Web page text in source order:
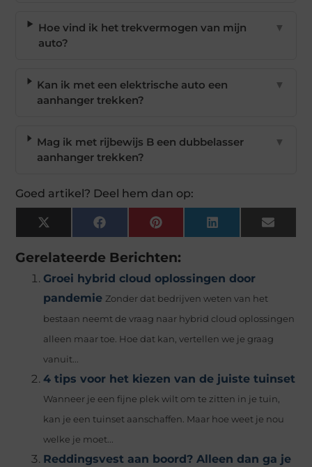
Hoe vind ik het trekvermogen van mijn
auto?
▼
Kan ik met een elektrische auto een
aanhanger trekken?
▼
Mag ik met rijbewijs B een dubbelasser
aanhanger trekken?
▼
Goed artikel? Deel hem dan op:
X
(Twitter)
FacebookPinterest LinkedIn Email
Gerelateerde Berichten:
Groei hybrid cloud oplossingen door
pandemie Zonder dat bedrijven weten van het
bestaan neemt de vraag naar hybrid cloud oplossingen
alleen maar toe. Hoe dat kan, vertellen we je graag
vanuit...
4 tips voor het kiezen van de juiste tuinset
Wanneer je een fijne plek wilt om te zitten in je tuin,
kan je een tuinset aanschaffen. Maar hoe weet je nou
welke je moet...
Reddingsvest aan boord? Alleen dan ga je